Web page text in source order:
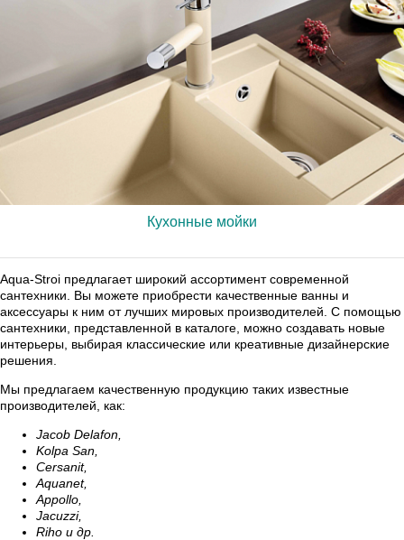
Кухонные мойки
Aqua-Stroi предлагает широкий ассортимент современной
сантехники. Вы можете приобрести качественные ванны и
аксессуары к ним от лучших мировых производителей. С помощью
сантехники, представленной в каталоге, можно создавать новые
интерьеры, выбирая классические или креативные дизайнерские
решения.
Мы предлагаем качественную продукцию таких известные
производителей, как:
Jacob Delafon,
Kolpa San,
Cersanit,
Aquanet,
Appollo,
Jacuzzi,
Riho и др.